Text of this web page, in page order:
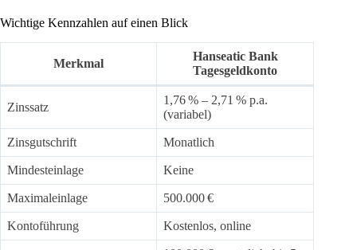
Wichtige Kennzahlen auf einen Blick
Merkmal
Hanseatic Bank
Tagesgeldkonto
Zinssatz
1,76 % – 2,71 % p.a.
(variabel)
Zinsgutschrift Monatlich
Mindesteinlage Keine
Maximaleinlage 500.000 €
Kontoführung Kostenlos, online